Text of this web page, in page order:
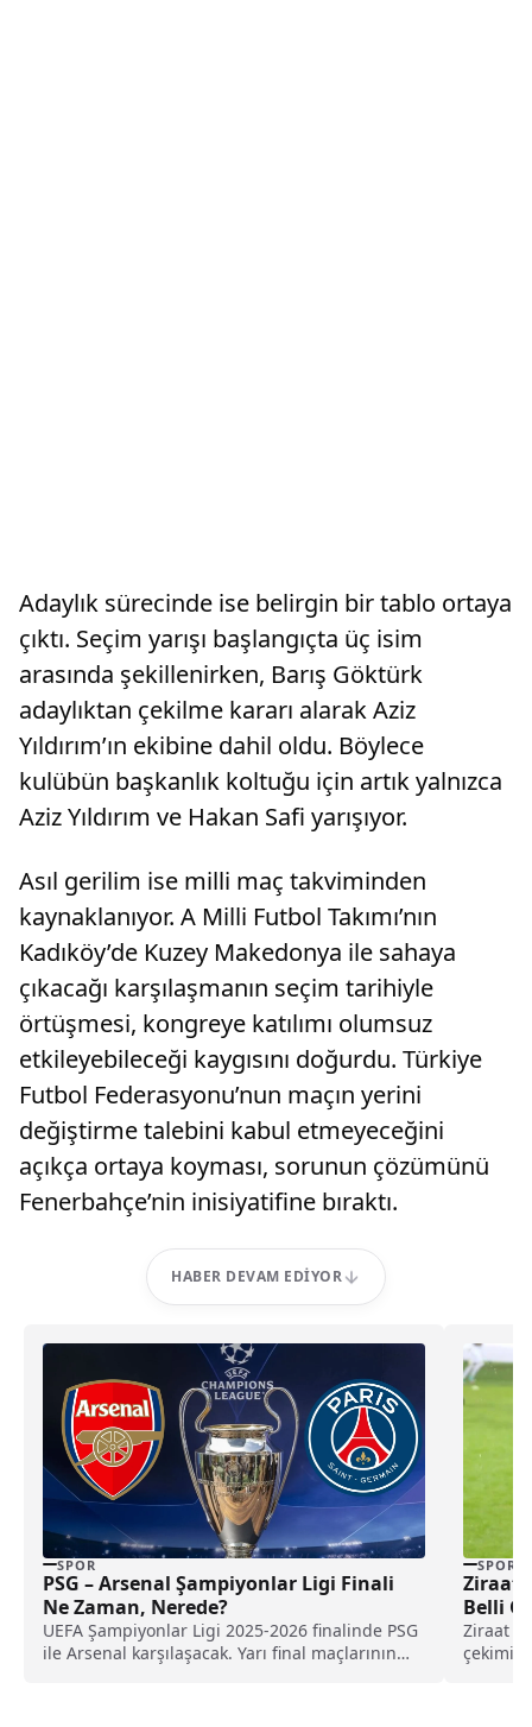
Adaylık sürecinde ise belirgin bir tablo ortaya
çıktı. Seçim yarışı başlangıçta üç isim
arasında şekillenirken, Barış Göktürk
adaylıktan çekilme kararı alarak Aziz
Yıldırım’ın ekibine dahil oldu. Böylece
kulübün başkanlık koltuğu için artık yalnızca
Aziz Yıldırım ve Hakan Safi yarışıyor.
Asıl gerilim ise milli maç takviminden
kaynaklanıyor. A Milli Futbol Takımı’nın
Kadıköy’de Kuzey Makedonya ile sahaya
çıkacağı karşılaşmanın seçim tarihiyle
örtüşmesi, kongreye katılımı olumsuz
etkileyebileceği kaygısını doğurdu. Türkiye
Futbol Federasyonu’nun maçın yerini
değiştirme talebini kabul etmeyeceğini
açıkça ortaya koyması, sorunun çözümünü
Fenerbahçe’nin inisiyatifine bıraktı.
HABER DEVAM EDIYOR
SPOR
PSG – Arsenal Şampiyonlar Ligi Finali
Ne Zaman, Nerede?
UEFA Şampiyonlar Ligi 2025-2026 finalinde PSG
ile Arsenal karşılaşacak. Yarı final maçlarının
SPOR
Ziraat
Belli
Ziraat
çekimi,